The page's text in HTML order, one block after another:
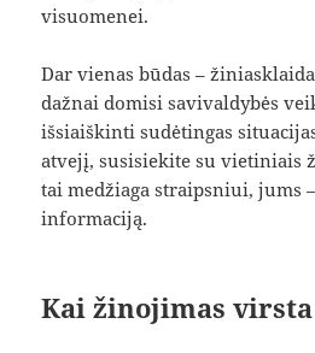
visuomenei.
Dar vienas būdas –
dažnai domisi savivaldybės
išsiaiškinti sudėtingas
atvejį, susisiekite su vietiniais
tai medžiaga straipsniui, jums
informaciją.
Kai žinojimas